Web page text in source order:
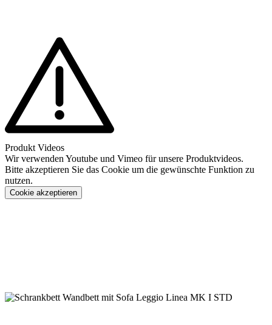
Produkt Videos
Wir verwenden Youtube und Vimeo für unsere Produktvideos.
Bitte akzeptieren Sie das Cookie um die gewünschte Funktion zu
nutzen.
Cookie akzeptieren